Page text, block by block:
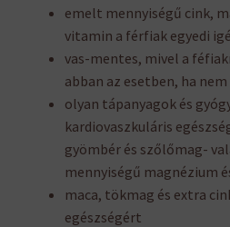
emelt mennyiségű cink,
vitamin a férfiak egyedi
vas-mentes, mivel a
abban az esetben, ha
olyan tápanyagok és
kardiovaszkuláris
gyömbér és szőlőmag-
mennyiségű magnézium
maca, tökmag és extra
egészségért